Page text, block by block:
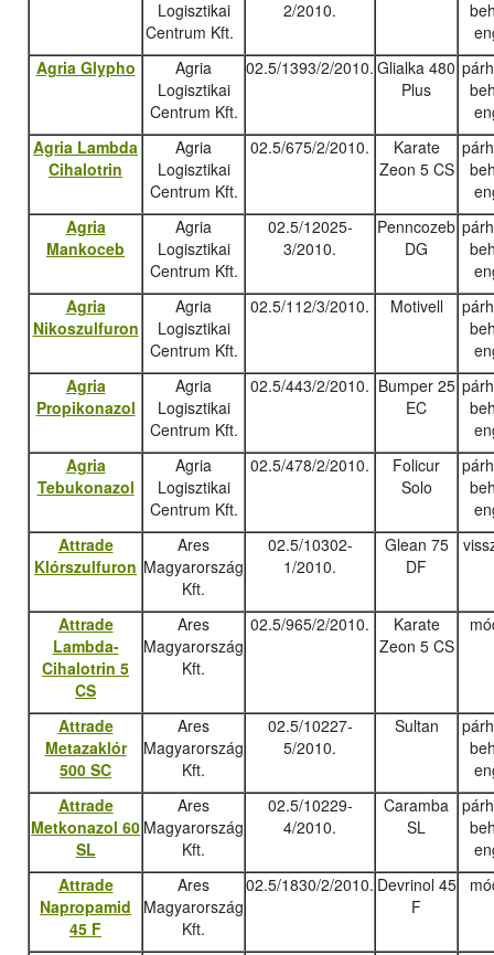
Logisztikai
Centrum Kft.
2/2010.
Agria Glypho
Agria
Logisztikai
Centrum Kft.
02.5/1393/2/2010. Glialka 480
Plus
Agria Lambda
Cihalotrin
Agria
Logisztikai
Centrum Kft.
02.5/675/2/2010.
Karate
Zeon 5 CS
Agria
Mankoceb
Agria
Logisztikai
Centrum Kft.
02.5/12025-
3/2010.
Penncozeb
DG
Agria
Nikoszulfuron
Agria
Logisztikai
Centrum Kft.
02.5/112/3/2010. Motivell
Agria
Propikonazol
Agria
Logisztikai
Centrum Kft.
02.5/443/2/2010. Bumper 25
EC
Agria
Tebukonazol
Agria
Logisztikai
Centrum Kft.
02.5/478/2/2010.
Folicur
Solo
Attrade
Klórszulfuron
Ares
Magyarország
Kft.
02.5/10302-
1/2010.
Glean 75
DF
Attrade
Lambda-
Cihalotrin 5
CS
Ares
Magyarország
Kft.
02.5/965/2/2010.
Karate
Zeon 5 CS
Attrade
Metazaklór
500 SC
Ares
Magyarország
Kft.
02.5/10227-
5/2010.
Sultan
Attrade
Metkonazol 60
SL
Ares
Magyarország
Kft.
02.5/10229-
4/2010.
Caramba
SL
Attrade
Napropamid
45 F
Ares
Magyarország
Kft.
02.5/1830/2/2010. Devrinol 45
F